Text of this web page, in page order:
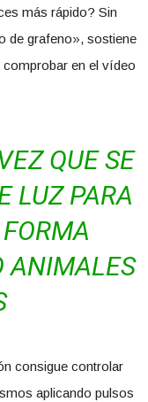
más rápido? Sin
de grafeno», sostiene
en el vídeo
QUE SE
LUZ PARA
ANIMALES
consigue controlar
aplicando pulsos